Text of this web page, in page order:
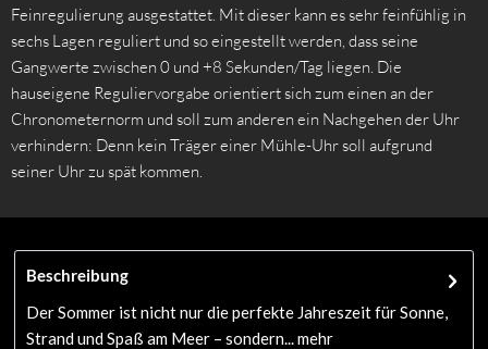
Feinregulierung ausgestattet. Mit dieser kann es sehr feinfühlig in
sechs Lagen reguliert und so eingestellt werden, dass seine
Gangwerte zwischen 0 und +8 Sekunden/Tag liegen. Die
hauseigene Reguliervorgabe orientiert sich zum einen an der
Chronometernorm und soll zum anderen ein Nachgehen der Uhr
verhindern: Denn kein Träger einer Mühle-Uhr soll aufgrund
seiner Uhr zu spät kommen.
Beschreibung
Der Sommer ist nicht nur die perfekte Jahreszeit für Sonne,
Strand und Spaß am Meer – sondern...
mehr